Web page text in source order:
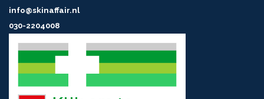
info@skinaffair.nl
030-2204008